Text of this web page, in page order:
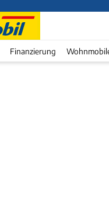
Finanzierung